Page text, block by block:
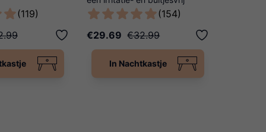
manier!
(119)
scheerresultaat!
(154)
€29.69 €32.99
In Nachtkastje